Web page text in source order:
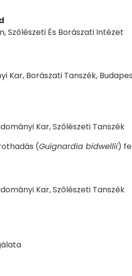
Szőlészeti És Borászati Intézet
Kar, Borászati Tanszék,
Kar, Szőlészeti Tanszék
(Guignardia bidwellii)
Kar, Szőlészeti Tanszék